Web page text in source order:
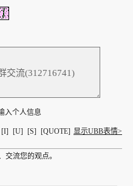
入个人信息
[I] [U] [S] [QUOTE] 显示UBB表情>
流您的观点。